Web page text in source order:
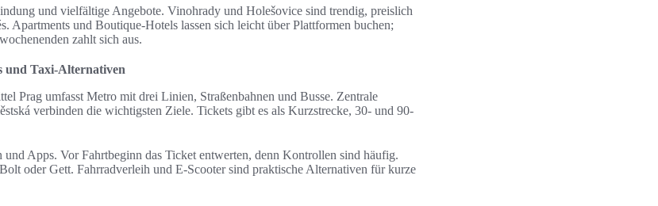
und vielfältige Angebote. Vinohrady und Holešovice sind trendig, preislich
Apartments und Boutique-Hotels lassen sich leicht über Plattformen buchen;
zahlt sich aus.
und Taxi-Alternativen
Prag umfasst Metro mit drei Linien, Straßenbahnen und Busse. Zentrale
verbinden die wichtigsten Ziele. Tickets gibt es als Kurzstrecke, 30- und 90-
Apps. Vor Fahrtbeginn das Ticket entwerten, denn Kontrollen sind häufig.
oder Gett. Fahrradverleih und E-Scooter sind praktische Alternativen für kurze